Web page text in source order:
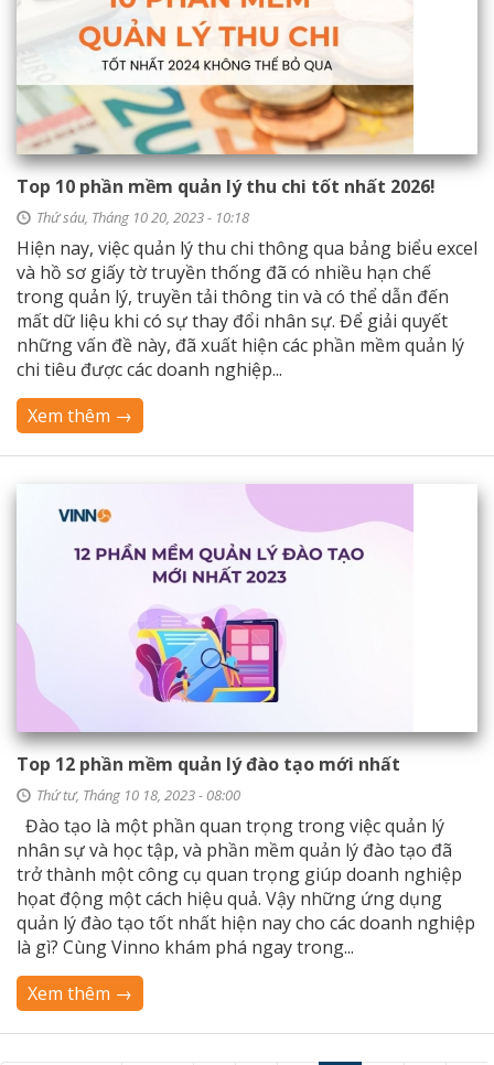
Top 10 phần mềm quản lý thu chi tốt nhất 2026!
Thứ sáu, Tháng 10 20, 2023 - 10:18
Hiện nay, việc quản lý thu chi thông qua bảng biểu excel
và hồ sơ giấy tờ truyền thống đã có nhiều hạn chế
trong quản lý, truyền tải thông tin và có thể dẫn đến
mất dữ liệu khi có sự thay đổi nhân sự. Để giải quyết
những vấn đề này, đã xuất hiện các phần mềm quản lý
chi tiêu được các doanh nghiệp...
Xem thêm →
Top 12 phần mềm quản lý đào tạo mới nhất
Thứ tư, Tháng 10 18, 2023 - 08:00
Đào tạo là một phần quan trọng trong việc quản lý
nhân sự và học tập, và phần mềm quản lý đào tạo đã
trở thành một công cụ quan trọng giúp doanh nghiệp
họat động một cách hiệu quả. Vậy những ứng dụng
quản lý đào tạo tốt nhất hiện nay cho các doanh nghiệp
là gì? Cùng Vinno khám phá ngay trong...
Xem thêm →